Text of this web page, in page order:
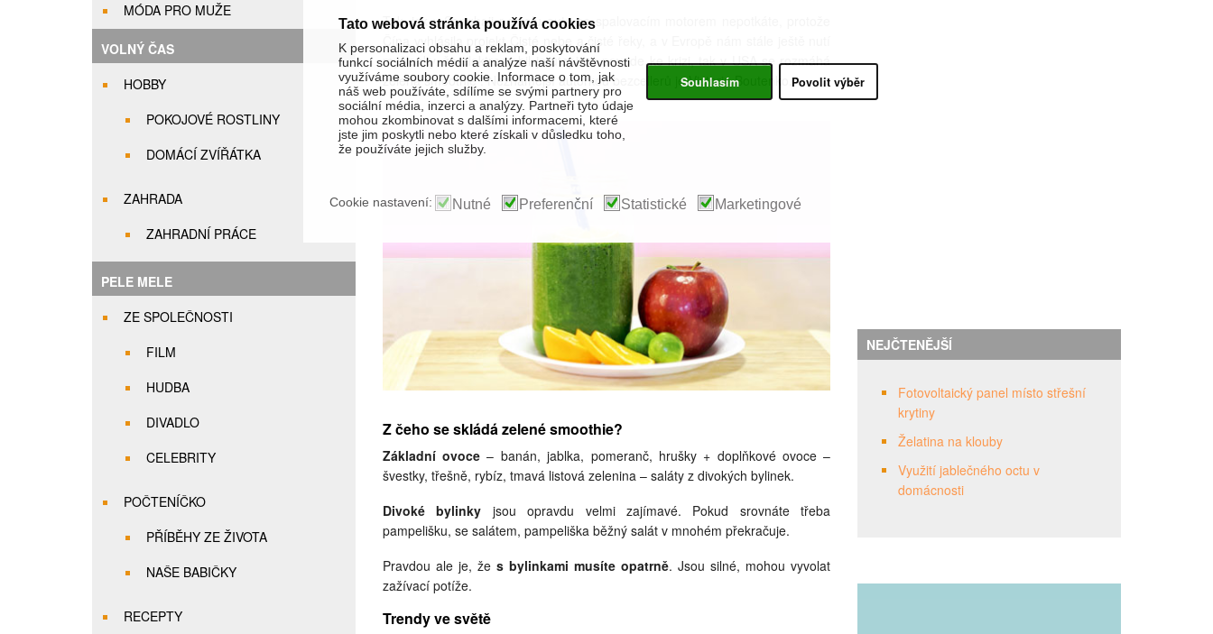
MÓDA PRO MUŽE
VOLNÝ ČAS
HOBBY
POKOJOVÉ ROSTLINY
DOMÁCÍ ZVÍŘÁTKA
ZAHRADA
ZAHRADNÍ PRÁCE
PELE MELE
ZE SPOLEČNOSTI
FILM
HUDBA
DIVADLO
CELEBRITY
POČTENÍČKO
PŘÍBĚHY ZE ŽIVOTA
NAŠE BABIČKY
RECEPTY
Tak, jak v Sanghaji pomalu auto se spalovacím motorem nepotkáte, protože
Čína vyhlásila projekt Čisté nebe a čisté řeky, a v Evropě nám stále ještě nutí
myšlenky, že elektromobil je utopie a povede ke krizi, tak v USA se rozmáhá
zelená smoothie . Neznámější autorkou bezcellerů je Victoria Boutenko.
Z čeho se skládá zelené smoothie?
Základní ovoce – banán, jablka, pomeranč, hrušky + doplňkové ovoce –
švestky, třešně, rybíz, tmavá listová zelenina – saláty z divokých bylinek.
Divoké bylinky jsou opravdu velmi zajímavé. Pokud srovnáte třeba
pampelišku, se salátem, pampeliška běžný salát v mnohém překračuje.
Pravdou ale je, že s bylinkami musíte opatrně. Jsou silné, mohou vyvolat
zažívací potíže.
Trendy ve světě
NEJČTENĚJŠÍ
Fotovoltaický panel místo střešní
krytiny
Želatina na klouby
Využití jablečného octu v
domácnosti
Tato webová stránka používá cookies
K personalizaci obsahu a reklam, poskytování
funkcí sociálních médií a analýze naší návštěvnosti
využíváme soubory cookie. Informace o tom, jak
náš web používáte, sdílíme se svými partnery pro
sociální média, inzerci a analýzy. Partneři tyto údaje
mohou zkombinovat s dalšími informacemi, které
jste jim poskytli nebo které získali v důsledku toho,
že používáte jejich služby.
Souhlasím Povolit výběr
Cookie nastavení: Nutné Preferenční Statistické Marketingové